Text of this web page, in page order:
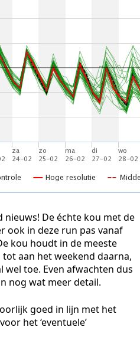
nieuws! De échte kou met de
ook in deze run pas vanaf
kou houdt in de meeste
aan het weekend daarna,
toe. Even afwachten dus
nog wat meer detail.
goed in lijn met het
het ‘eventuele’